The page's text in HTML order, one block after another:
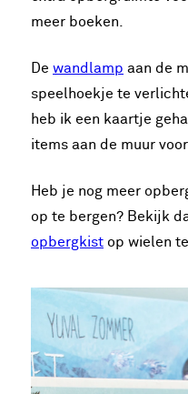
meer boeken.
De wandlamp aan de
speelhoekje te
heb ik een kaartje
items aan de muur
Heb je nog meer
op te bergen? Bekijk
opbergkist op wielen